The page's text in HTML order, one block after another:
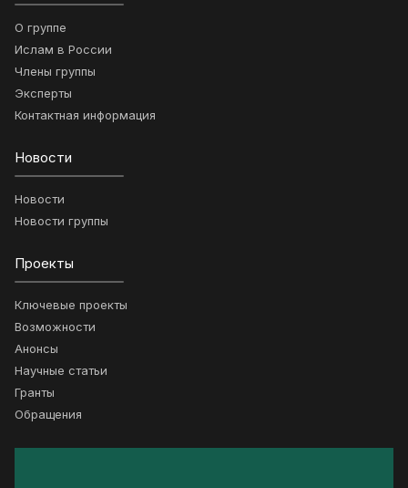
О группе
Ислам в России
Члены группы
Эксперты
Контактная информация
Новости
Новости
Новости группы
Проекты
Ключевые проекты
Возможности
Анонсы
Научные статьи
Гранты
Обращения